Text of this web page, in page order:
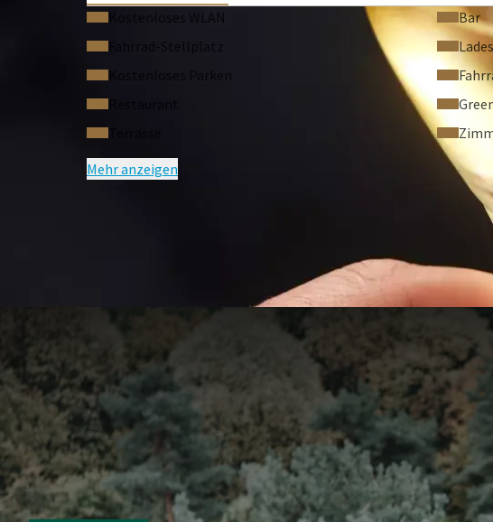
Kostenloses WLAN
Bar
Fahrrad-Stellplatz
Kostenloses Parken
Mehr anzeigen
HÄUFIG GESTELLTE
Für dieses Angebot gelten folgende Bedingungen:
*
jedem Wochentag außer an Feiertagen * Hinweis: Bitte
Kinder mitbringen. * Gültig im September, Oktober und
Doppelzimmer und Verfügbarkeit. * Kurtaxe nicht im